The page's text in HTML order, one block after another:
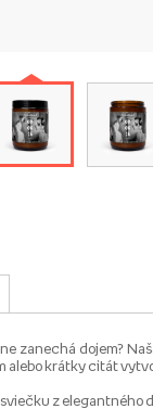
zanechá dojem?
alebo krátky citát
z elegantného